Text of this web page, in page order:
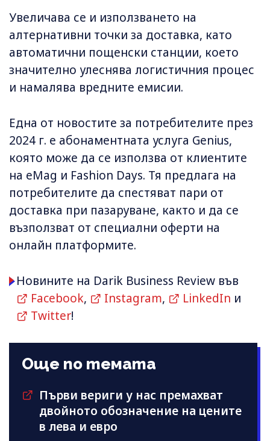
Увеличава се и използването на
алтернативни точки за доставка, като
автоматични пощенски станции, което
значително улеснява логистичния процес
и намалява вредните емисии.
Една от новостите за потребителите през
2024 г. е абонаментната услуга Genius,
която може да се използва от клиентите
на eMag и Fashion Days. Тя предлага на
потребителите да спестяват пари от
доставка при пазаруване, както и да се
възползват от специални оферти на
онлайн платформите.
Новините на Darik Business Review във
Facebook, Instagram, LinkedIn и
Twitter!
Още по темата
Първи вериги у нас премахват
двойното обозначение на цените
в лева и евро